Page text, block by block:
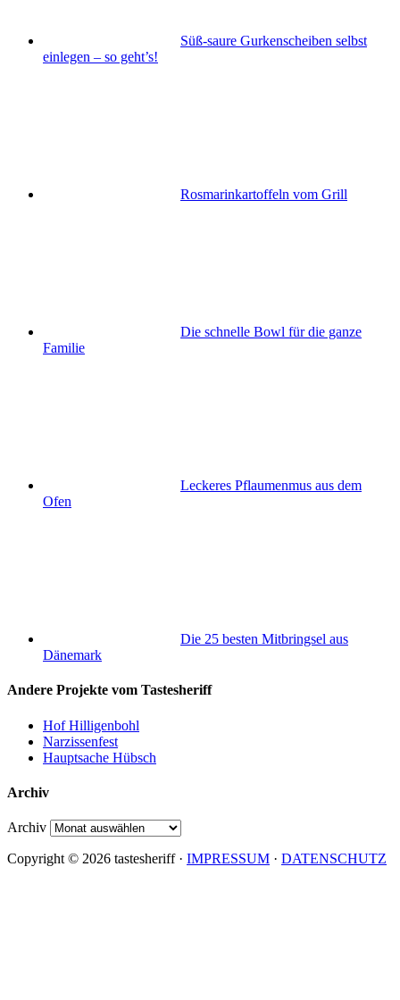
Süß-saure Gurkenscheiben selbst
einlegen – so geht’s!
Rosmarinkartoffeln vom Grill
Die schnelle Bowl für die ganze
Familie
Leckeres Pflaumenmus aus dem
Ofen
Die 25 besten Mitbringsel aus
Dänemark
Andere Projekte vom Tastesheriff
Hof Hilligenbohl
Narzissenfest
Hauptsache Hübsch
Archiv
Archiv
Copyright © 2026 tastesheriff · IMPRESSUM · DATENSCHUTZ